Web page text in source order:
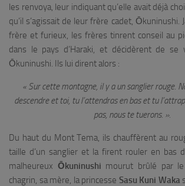
les renvoya, leur indiquant qu’elle avait déjà
qu’il s’agissait de leur frère cadet, Ōkuninushi.
frère et furieux, les frères tinrent conseil au
dans le pays d’Haraki, et décidèrent de
Ōkuninushi. Ils lui dirent alors :
« Sur cette montagne, il y a un sanglier rouge.
descendre et toi, tu l’attendras en bas et tu
pas, nous te tuerons. ».
Du haut du Mont Tema, ils chauffèrent au
taille d’un sanglier et la firent rouler en bas
malheureux Ōkuninushi mourut brûlé par
chagrin, sa mère, la princesse Sasu Kuni Waka